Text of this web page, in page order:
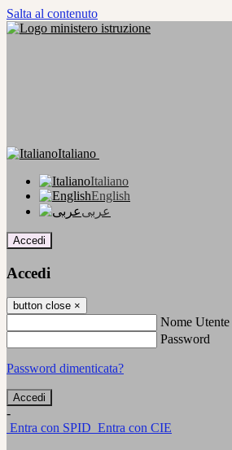
Salta al contenuto
Italiano
Italiano
English
عربى
Accedi
Accedi
button close ×
Nome Utente
Password
Password dimenticata?
-
Entra con SPID Entra con CIE